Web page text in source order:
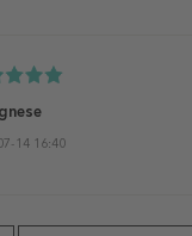
14 16:40